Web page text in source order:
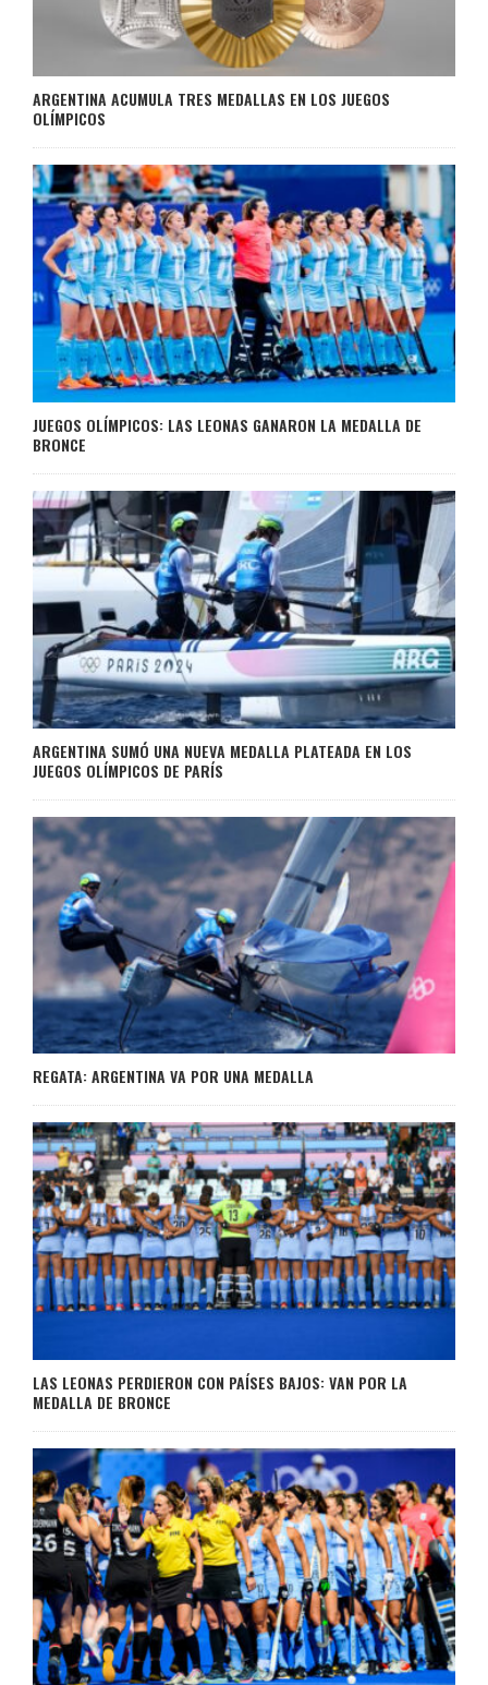
ARGENTINA ACUMULA TRES MEDALLAS EN LOS JUEGOS
OLÍMPICOS
JUEGOS OLÍMPICOS: LAS LEONAS GANARON LA MEDALLA DE
BRONCE
ARGENTINA SUMÓ UNA NUEVA MEDALLA PLATEADA EN LOS
JUEGOS OLÍMPICOS DE PARÍS
REGATA: ARGENTINA VA POR UNA MEDALLA
LAS LEONAS PERDIERON CON PAÍSES BAJOS: VAN POR LA
MEDALLA DE BRONCE